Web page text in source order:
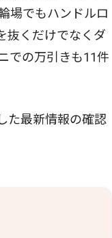
場でもハンドルロ
抜くだけでなくダ
での万引きも11件
た最新情報の確認